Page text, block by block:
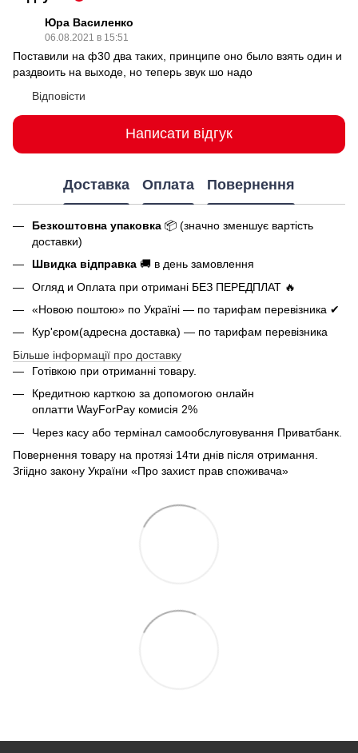
Юра Василенко
06.08.2021 в 15:51
Поставили на ф30 два таких, принципе оно было взять один и
раздвоить на выходе, но теперь звук шо надо
Відповісти
Написати відгук
Доставка Оплата Повернення
Безкоштовна упаковка 📦 (значно зменшує вартість
доставки)
Швидка відправка 🚚 в день замовлення
Огляд и Оплата при отримані БЕЗ ПЕРЕДПЛАТ 🔥
«Новою поштою» по Україні — по тарифам перевізника ✔
Кур'єром(адресна доставка) — по тарифам перевізника
Більше інформації про доставку
Готівкою при отриманні товару.
Кредитною карткою за допомогою онлайн
оплатти WayForPay комисія 2%
Через касу або термінал самообслуговування Приватбанк.
Повернення товару на протязі 14ти днів після отримання.
Згіідно закону України «Про захист прав споживача»